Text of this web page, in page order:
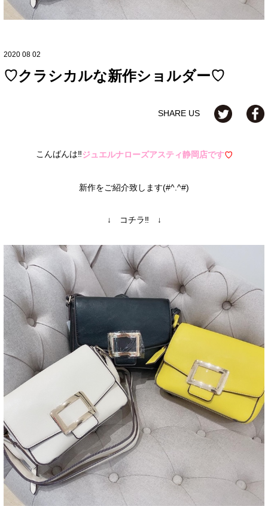
2020 08 02
♡クラシカルな新作ショルダー♡
SHARE US
こんばんは‼ジュエルナローズアスティ静岡店です♡
新作をご紹介致します(#^.^#)
↓ コチラ‼ ↓